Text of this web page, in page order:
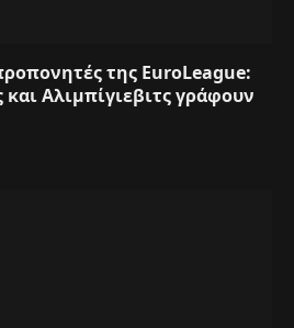
της EuroLeague:
Αλιμπίγιεβιτς γράφουν